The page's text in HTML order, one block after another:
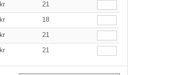
kr 21
kr 18
kr 21
kr 21